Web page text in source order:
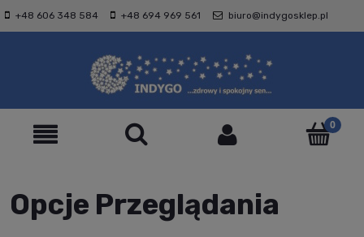
+48 606 348 584 +48 694 969 561 biuro@indygosklep.pl
Opcje Przeglądania